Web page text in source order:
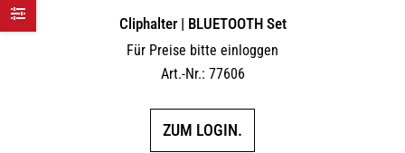
Cliphalter | BLUETOOTH Set
Für Preise bitte einloggen
Art.-Nr.: 77606
ZUM LOGIN.